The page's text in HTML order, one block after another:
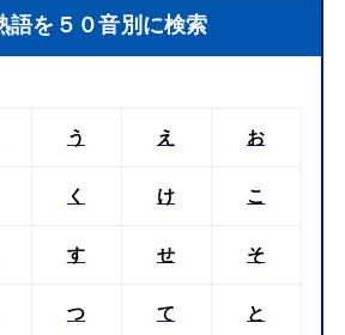
語を５０音別に検索
う え お
く け こ
す せ そ
つ て と